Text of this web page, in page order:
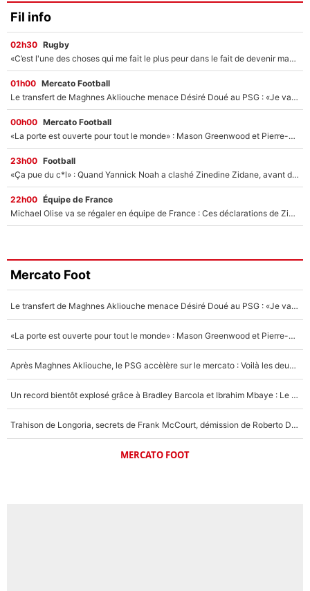
Fil info
02h30 Rugby
«C’est l'une des choses qui me fait le plus peur dans le fait de devenir maman» : En couple avec Antoine Dupont, Iris Mittenaere s'inquiète déjà pour ses futurs enfants !
01h00 Mercato Football
Le transfert de Maghnes Akliouche menace Désiré Doué au PSG : «Je valide à 200%»
00h00 Mercato Football
«La porte est ouverte pour tout le monde» : Mason Greenwood et Pierre-Emerick Aubameyang ont quitté l'OM, Amine Gouiri balance sur la suite du mercato et sur la réaction du vestiaire !
23h00 Football
«Ça pue du c*l» : Quand Yannick Noah a clashé Zinedine Zidane, avant de se faire recadrer par le nouveau sélectionneur de l'équipe de France !
22h00 Équipe de France
Michael Olise va se régaler en équipe de France : Ces déclarations de Zinedine Zidane qui prouvent qu'il va tout miser sur la star du Bayern Munich !
Mercato Foot
Le transfert de Maghnes Akliouche menace Désiré Doué au PSG : «Je valide à 200%»
«La porte est ouverte pour tout le monde» : Mason Greenwood et Pierre-Emerick Aubameyang ont quitté l'OM, Amine Gouiri balance sur la suite du mercato et sur la réaction du vestiaire !
Après Maghnes Akliouche, le PSG accèlère sur le mercato : Voilà les deux nouvelles recrues qui vont signer la semaine prochaine ?
Un record bientôt explosé grâce à Bradley Barcola et Ibrahim Mbaye : Le PSG sur le point de réaliser un mercato historique ?
Trahison de Longoria, secrets de Frank McCourt, démission de Roberto De Zerbi : Medhi Benatia se lâche sur son départ de l'OM et fait d'importantes révélations
MERCATO FOOT